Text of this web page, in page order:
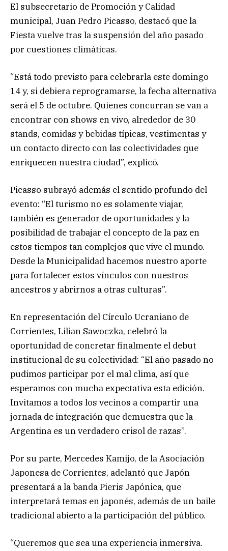
El subsecretario de Promoción y Calidad
municipal, Juan Pedro Picasso, destacó que la
Fiesta vuelve tras la suspensión del año pasado
por cuestiones climáticas.
“Está todo previsto para celebrarla este domingo
14 y, si debiera reprogramarse, la fecha alternativa
será el 5 de octubre. Quienes concurran se van a
encontrar con shows en vivo, alrededor de 30
stands, comidas y bebidas típicas, vestimentas y
un contacto directo con las colectividades que
enriquecen nuestra ciudad”, explicó.
Picasso subrayó además el sentido profundo del
evento: “El turismo no es solamente viajar,
también es generador de oportunidades y la
posibilidad de trabajar el concepto de la paz en
estos tiempos tan complejos que vive el mundo.
Desde la Municipalidad hacemos nuestro aporte
para fortalecer estos vínculos con nuestros
ancestros y abrirnos a otras culturas”.
En representación del Círculo Ucraniano de
Corrientes, Lilian Sawoczka, celebró la
oportunidad de concretar finalmente el debut
institucional de su colectividad: “El año pasado no
pudimos participar por el mal clima, así que
esperamos con mucha expectativa esta edición.
Invitamos a todos los vecinos a compartir una
jornada de integración que demuestra que la
Argentina es un verdadero crisol de razas”.
Por su parte, Mercedes Kamijo, de la Asociación
Japonesa de Corrientes, adelantó que Japón
presentará a la banda Pieris Japónica, que
interpretará temas en japonés, además de un baile
tradicional abierto a la participación del público.
“Queremos que sea una experiencia inmersiva.